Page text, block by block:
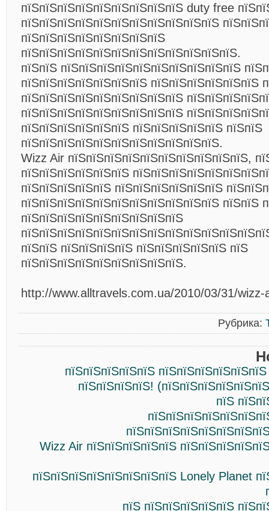
пїЅпїЅпїЅпїЅпїЅпїЅпїЅпїЅпїЅ duty free
пїЅпїЅпїЅпїЅпїЅпїЅпїЅпїЅпїЅпїЅпїЅ
пїЅпїЅпїЅпїЅпїЅпїЅпїЅпїЅ
пїЅпїЅпїЅпїЅпїЅпїЅпїЅпїЅпїЅпїЅпїЅпїЅ.
пїЅпїЅ пїЅпїЅпїЅпїЅпїЅпїЅпїЅпїЅпїЅпїЅ
пїЅпїЅпїЅпїЅпїЅпїЅпїЅ пїЅпїЅпїЅпїЅпїЅпїЅ
пїЅпїЅпїЅпїЅпїЅпїЅпїЅпїЅпїЅ
пїЅпїЅпїЅпїЅпїЅпїЅпїЅпїЅпїЅ
пїЅпїЅпїЅпїЅпїЅпїЅ пїЅпїЅпїЅпїЅпїЅ пїЅпїЅ
пїЅпїЅпїЅпїЅпїЅпїЅпїЅпїЅпїЅпїЅпїЅ.
Wizz Air пїЅпїЅпїЅпїЅпїЅпїЅпїЅпїЅпїЅпїЅ,
пїЅпїЅпїЅпїЅпїЅпїЅ
пїЅпїЅпїЅпїЅпїЅ пїЅпїЅпїЅпїЅпїЅпїЅ
пїЅпїЅпїЅпїЅпїЅпїЅпїЅпїЅпїЅпїЅпїЅ пїЅпїЅ
пїЅпїЅпїЅпїЅпїЅпїЅпїЅпїЅпїЅ
пїЅпїЅ пїЅпїЅпїЅпїЅ пїЅпїЅпїЅпїЅпїЅ пїЅ
пїЅпїЅпїЅпїЅпїЅпїЅпїЅпїЅпїЅ.
http://www.alltravels.com.ua/2010/03/31/wizz-
Рубрика:
пїЅпїЅпїЅпїЅпїЅ
пїЅпїЅпїЅпїЅ!
пїЅ
Wizz Air пїЅпїЅпїЅпїЅпїЅ
пїЅпїЅпїЅпїЅпїЅпїЅпїЅпїЅ Lonely Planet
пїЅ пїЅпїЅпїЅпїЅпїЅ